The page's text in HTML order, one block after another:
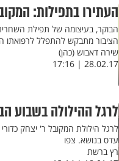
העתירו בתפילות:
הבוקר, בעיצומה של תפילת
הציבור מתבקש להתפלל לרפואתו
שירה דאבוש (כהן)
28.02.17 | 17:16
לרגל ההילולה בשבוע
לרגל הילולת המקובל ר' יצחק
עדס בנושא. צפו
רץ ברשת